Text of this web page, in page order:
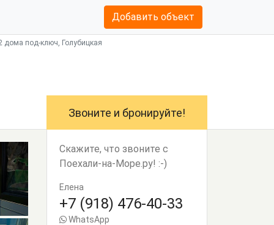
Добавить объект
дома под-ключ, Голубицкая
Звоните и бронируйте!
Скажите, что звоните с
Поехали-на-Море.ру! :-)
Елена
+7 (918) 476-40-33
WhatsApp